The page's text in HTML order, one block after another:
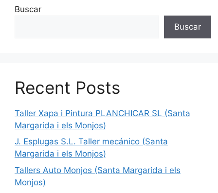
Buscar
Buscar
Recent Posts
Taller Xapa i Pintura PLANCHICAR SL (Santa
Margarida i els Monjos)
J. Esplugas S.L. Taller mecánico (Santa
Margarida i els Monjos)
Tallers Auto Monjos (Santa Margarida i els
Monjos)